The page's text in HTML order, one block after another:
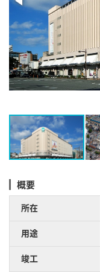
概要
所在
用途
竣工